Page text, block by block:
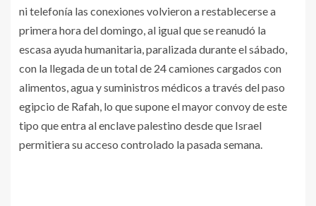
ni telefonía las conexiones volvieron a restablecerse a
primera hora del domingo, al igual que se reanudó la
escasa ayuda humanitaria, paralizada durante el sábado,
con la llegada de un total de 24 camiones cargados con
alimentos, agua y suministros médicos a través del paso
egipcio de Rafah, lo que supone el mayor convoy de este
tipo que entra al enclave palestino desde que Israel
permitiera su acceso controlado la pasada semana.